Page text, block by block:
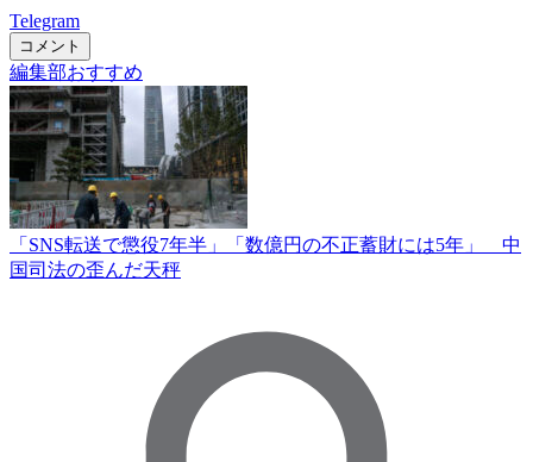
Telegram
コメント
編集部おすすめ
「SNS転送で懲役7年半」「数億円の不正蓄財には5年」 中
国司法の歪んだ天秤